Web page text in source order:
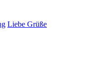
Liebe Grüße